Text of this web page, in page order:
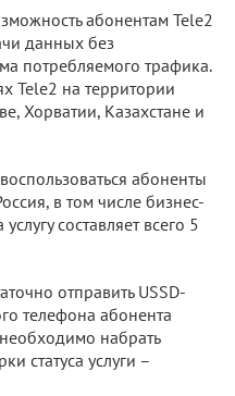
абонентам Tele2
данных без
потребляемого трафика.
Tele2 на территории
Хорватии, Казахстане и
абоненты
в том числе бизнес-
составляет всего 5
отправить USSD-
телефона абонента
набрать
статуса услуги –